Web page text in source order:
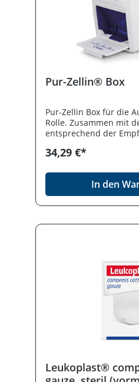
Pur-Zellin® Box
Pur-Zellin Box für die
Rolle. Zusammen mit
entsprechend der
Hygiene bei
34,29 €*
In den
Leukoplast®